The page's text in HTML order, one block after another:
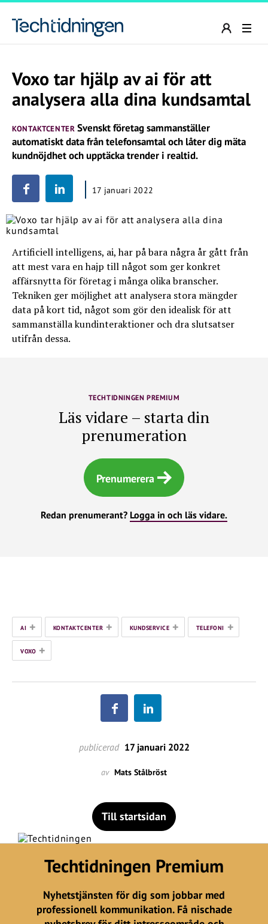
Voxo tar hjälp av ai för att
analysera alla dina kundsamtal
KONTAKTCENTER Svenskt företag sammanställer
automatiskt data från telefonsamtal och låter dig mäta
kundnöjdhet och upptäcka trender i realtid.
17 januari 2022
Artificiell intelligens, ai, har på bara några år gått från
att mest vara en hajp till något som ger konkret
affärsnytta för företag i många olika branscher.
Tekniken ger möjlighet att analysera stora mängder
data på kort tid, något som gör den idealisk för att
sammanställa kundinteraktioner och dra slutsatser
utifrån dessa.
TECHTIDNINGEN PREMIUM
Läs vidare – starta din
prenumeration
Prenumerera
Redan prenumerant? Logga in och läs vidare.
AI + KONTAKTCENTER + KUNDSERVICE + TELEFONI +
VOXO +
publicerad 17 januari 2022
av Mats Stålbröst
Till startsidan
Techtidningen Premium
Nyhetstjänsten för dig som jobbar med
professionell kommunikation. Få nischade